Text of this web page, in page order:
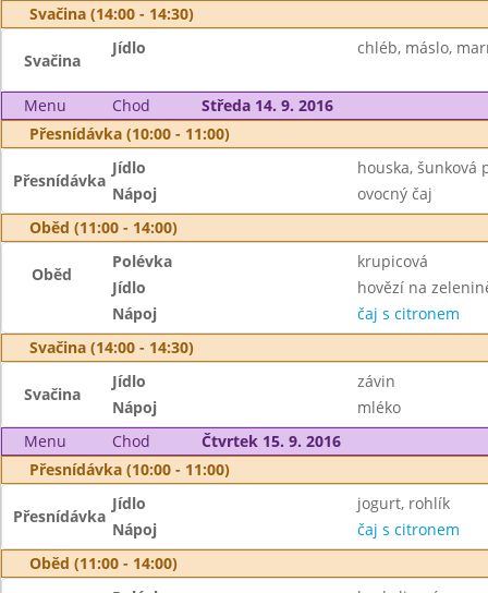
Svačina (14:00 - 14:30)
Svačina
Jídlo chléb, máslo,
Menu Chod
Středa 14. 9. 2016
Přesnídávka (10:00 - 11:00)
Přesnídávka
Jídlo
houska, šunková
Nápoj
ovocný čaj
Oběd (11:00 - 14:00)
Oběd
Polévka
krupicová
Jídlo
hovězí na
Nápoj
čaj s citronem
Svačina (14:00 - 14:30)
Svačina
Jídlo
závin
Nápoj
mléko
Menu
Chod
Čtvrtek 15. 9. 2016
Přesnídávka (10:00 - 11:00)
Přesnídávka
Jídlo
jogurt, rohlík
Nápoj
čaj s citronem
Oběd (11:00 - 14:00)